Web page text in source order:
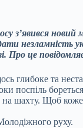
з’явився
це
глибоке та
поспіль
на шахту. Щоб
руху.